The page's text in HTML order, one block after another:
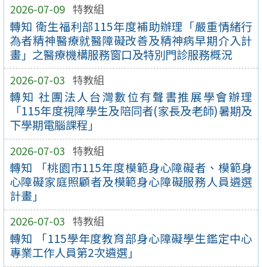
2026-07-09 特教組
轉知 衛生福利部115年度補助辦理「嚴重情緒行
為者精神醫療就醫障礙改善及精神病早期介入計
畫」之醫療機構服務窗口及特別門診服務概況
2026-07-03 特教組
轉知 社團法人台灣數位有聲書推展學會辦理
「115年度視障學生及陪同者(家長及老師)暑期及
下學期電腦課程」
2026-07-03 特教組
轉知 「桃園市115年度模範身心障礙者、模範身
心障礙家庭照顧者及模範身心障礙服務人員遴選
計畫」
2026-07-03 特教組
轉知 「115學年度教育部身心障礙學生鑑定中心
專業工作人員第2次遴選」